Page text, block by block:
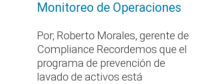
Monitoreo de Operaciones
Por; Roberto Morales, gerente de
Compliance Recordemos que el
programa de prevención de
lavado de activos está